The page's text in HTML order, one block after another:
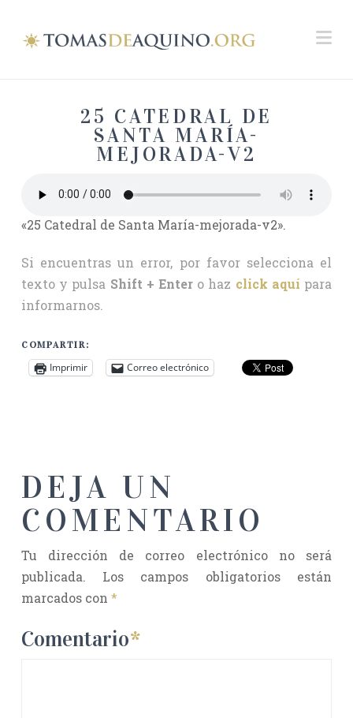
25 CATEDRAL DE
SANTA MARÍA-
MEJORADA-V2
«25 Catedral de Santa María-mejorada-v2».
Si encuentras un error, por favor selecciona el
texto y pulsa Shift + Enter o haz click aquí para
informarnos.
COMPARTIR:
Imprimir Correo electrónico
DEJA UN
COMENTARIO
Tu dirección de correo electrónico no será
publicada.
Los campos obligatorios están
marcados con *
Comentario*